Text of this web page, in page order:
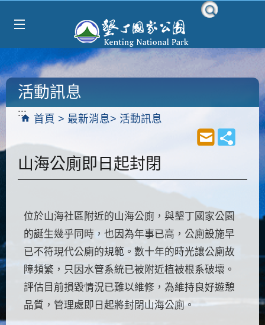
:::
首頁 最新消息 活動訊息
活動訊息
山海公廁即日起封閉
位於山海社區附近的山海公廁，與墾丁國家公園
的誕生幾乎同時，也因為年事已高，公廁設施早
已不符現代公廁的規範。數十年的時光讓公廁故
障頻繁，只因水管系統已被附近植被根系破壞。
評估目前損毀情況已難以維修，為維持良好遊憩
品質，管理處即日起將封閉山海公廁。